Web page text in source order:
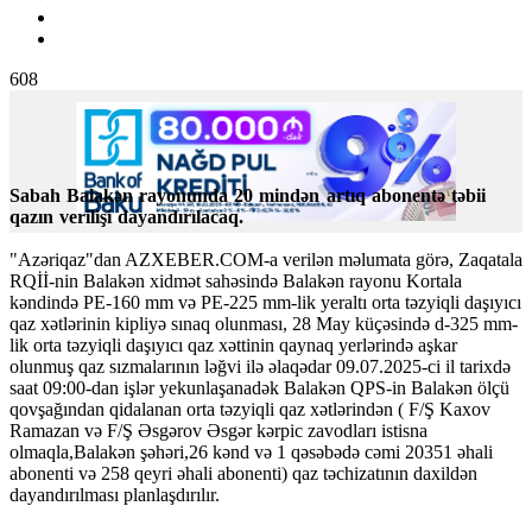
608
Sabah Balakən rayonunda 20 mindən artıq abonentə təbii
qazın verilişi dayandırılacaq.
"Azəriqaz"dan AZXEBER.COM-a verilən məlumata görə, Zaqatala
RQİİ-nin Balakən xidmət sahəsində Balakən rayonu Kortala
kəndində PE-160 mm və PE-225 mm-lik yeraltı orta təzyiqli daşıyıcı
qaz xətlərinin kipliyə sınaq olunması, 28 May küçəsində d-325 mm-
lik orta təzyiqli daşıyıcı qaz xəttinin qaynaq yerlərində aşkar
olunmuş qaz sızmalarının ləğvi ilə əlaqədar 09.07.2025-ci il tarixdə
saat 09:00-dan işlər yekunlaşanadək Balakən QPS-in Balakən ölçü
qovşağından qidalanan orta təzyiqli qaz xətlərindən ( F/Ş Kaxov
Ramazan və F/Ş Əsgərov Əsgər kərpic zavodları istisna
olmaqla,Balakən şəhəri,26 kənd və 1 qəsəbədə cəmi 20351 əhali
abonenti və 258 qeyri əhali abonenti) qaz təchizatının daxildən
dayandırılması planlaşdırılır.